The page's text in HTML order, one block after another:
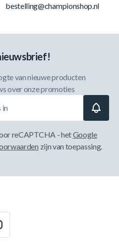
bestelling@championshop.nl
van nieuwe producten
over onze promoties
reCAPTCHA - hetGoogle
zijn van toepassing.